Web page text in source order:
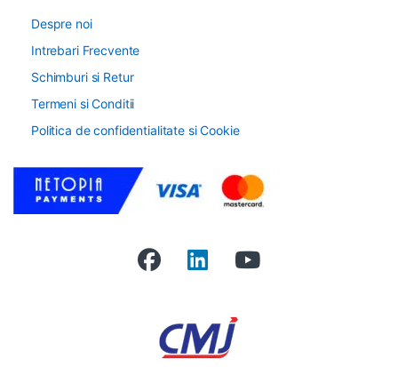
Despre noi
Intrebari Frecvente
Schimburi si Retur
Termeni si Conditii
Politica de confidentialitate si Cookie